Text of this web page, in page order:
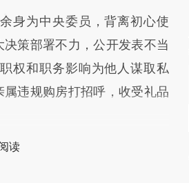
为中央委员，背离初心使
策部署不力，公开发表不当
权和职务影响为他人谋取私
违规购房打招呼，收受礼品
读